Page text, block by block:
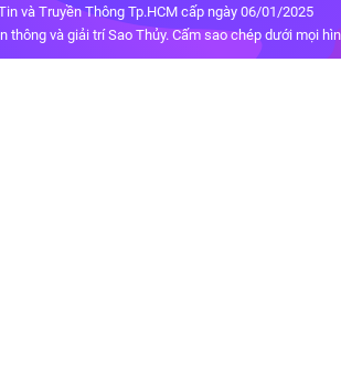
và Truyền Thông Tp.HCM cấp ngày 06/01/2025
thông và giải trí Sao Thủy. Cấm sao chép dưới mọi